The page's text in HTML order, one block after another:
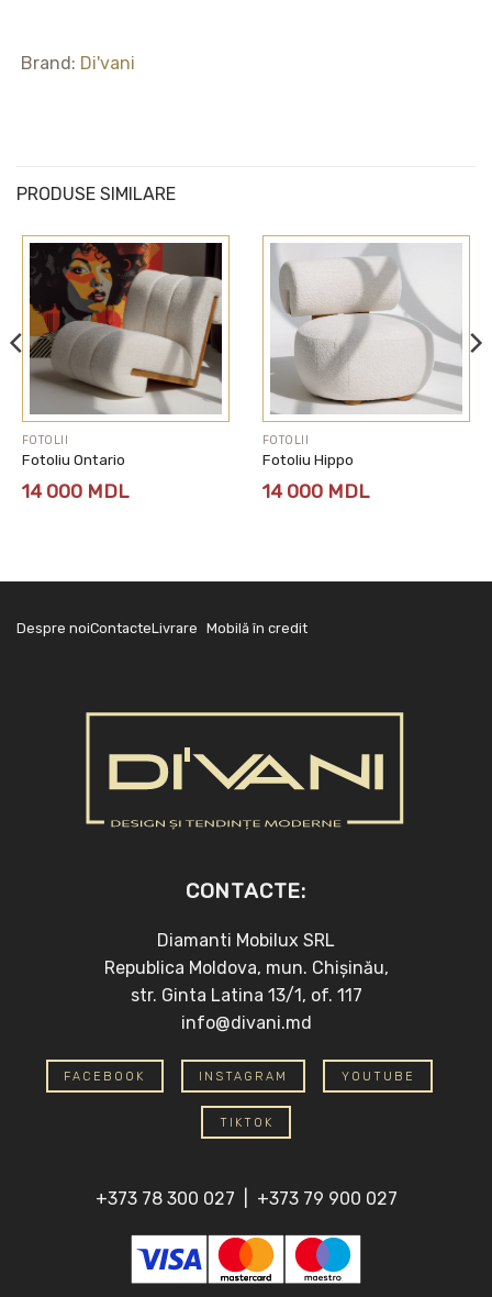
Brand: Di'vani
PRODUSE SIMILARE
FOTOLII
Fotoliu Ontario
14 000 MDL
FOTOLII
Fotoliu Hippo
14 000 MDL
Despre noiContacteLivrare Mobilă în credit
CONTACTE:
Diamanti Mobilux SRL
Republica Moldova, mun. Chișinău,
str. Ginta Latina 13/1, of. 117
info@divani.md
FACEBOOK INSTAGRAM YOUTUBE
TIKTOK
+373 78 300 027 +373 79 900 027